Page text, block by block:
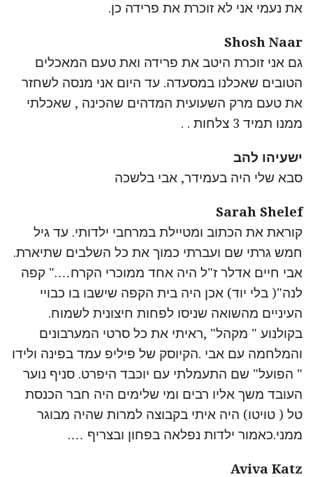
את נעמי אני לא זוכרת את פרידה כן.
Shosh Naar
גם אני זוכרת היטב את פרידה ואת טעם המאכלים
הטובים שאכלנו במסעדה. עד היום אני מנסה לשחזר
את טעם מרק השעועית המדהים שהכינה , שאכלתי
ממנו תמיד 3 צלחות . .
ישעיהו להב
סבא שלי היה בעמידר, אבי בלשכה
Sarah Shelef
קוראת את הכתוב ומטיילת במרחבי ילדותי. עד גיל
חמש גרתי שם ועברתי כמוך את כל השלבים שתיארת.
אבי חיים אדלר ז"ל היה אחד ממוכרי הקרח…." קפה
לנה"( בלי יוד) אכן היה בית הקפה שישבו בו כבויי
העיניים מהשואה שניסו לפחות חיצונית לשמוח.
בקולנוע " מקהל" ,ראיתי את כל סרטי המערבונים
והמלחמה עם אבי .הקיוסק של פיליפ עמד בפינה ולידו
" הפועל" שם התעמלתי עם יוכבד היפרט. סניף נוער
העובד משך אליו רבים ומי שלימים היה חבר הכנסת
טל ( טויטו) היה איתי בקבוצה למרות שהיה מבוגר
ממני.כאמור ילדות נפלאה בפחון ובצריף ….
Aviva Katz